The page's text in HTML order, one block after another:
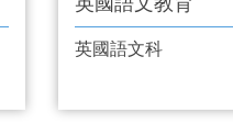
英國語文科